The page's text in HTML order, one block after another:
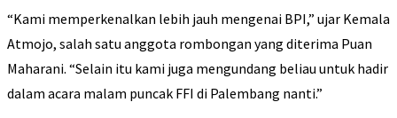
“Kami memperkenalkan lebih jauh mengenai BPI,” ujar Kemala
Atmojo, salah satu anggota rombongan yang diterima Puan
Maharani. “Selain itu kami juga mengundang beliau untuk hadir
dalam acara malam puncak FFI di Palembang nanti.”